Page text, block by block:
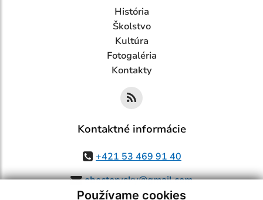
Používame cookies
História
Školstvo
Kultúra
Fotogaléria
Kontakty
Kontaktné informácie
+421 53 469 91 40
obectorysky@gmail.com